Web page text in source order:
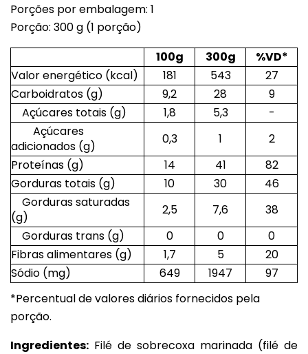
Porções por embalagem: 1
Porção: 300 g (1 porção)
100g
300g
%VD*
Valor energético (kcal)
181 543
27
Carboidratos (g)
9,2 28
9
Açúcares totais (g)
1,8 5,3
-
Açúcares
adicionados (g)
0,3 1
2
Proteínas (g)
14 41
82
Gorduras totais (g)
10 30
46
Gorduras saturadas
(g)
2,5 7,6
38
Gorduras trans (g)
0 0
0
Fibras alimentares (g)
1,7 5
20
Sódio (mg)
649 1947
97
*Percentual de valores diários fornecidos pela
porção.
Ingredientes: Filé de sobrecoxa marinada (filé de